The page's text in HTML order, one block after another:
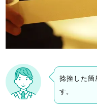
捻挫した箇
す。